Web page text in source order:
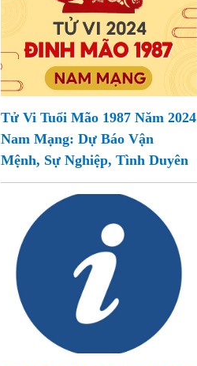
Tử Vi Tuổi Mão 1987 Năm 2024
Nam Mạng: Dự Báo Vận
Mệnh, Sự Nghiệp, Tình Duyên